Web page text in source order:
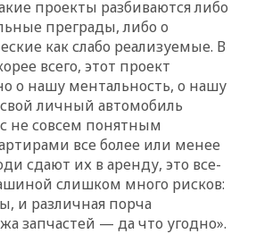
проекты разбиваются либо
преграды, либо о
как слабо реализуемые. В
всего, этот проект
о нашу ментальность, о нашу
личный автомобиль
не совсем понятным
все более или менее
сдают их в аренду, это все-
слишком много рисков:
и различная порча
запчастей — да что угодно».